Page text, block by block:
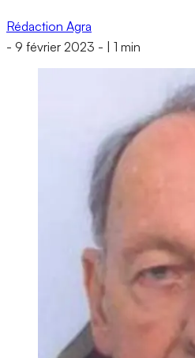
Rédaction Agra
- 9 février 2023 - 1 min